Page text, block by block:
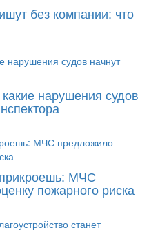
без компании: что
нарушения судов
МЧС
пожарного риска